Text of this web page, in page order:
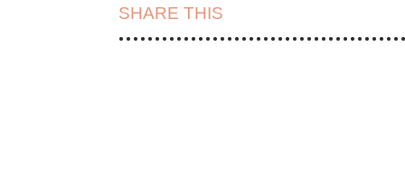
SHARE THIS